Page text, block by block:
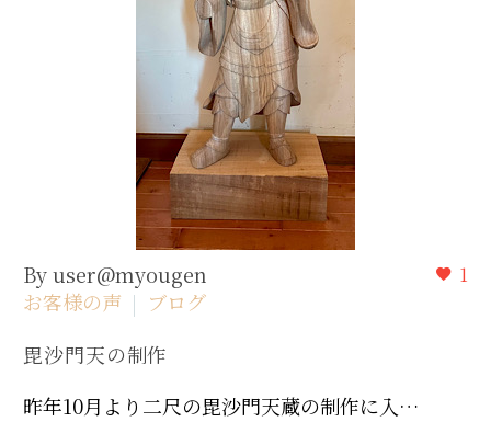
1
By user@myougen
お客様の声
ブログ
毘沙門天の制作
昨年10月より二尺の毘沙門天蔵の制作に入…